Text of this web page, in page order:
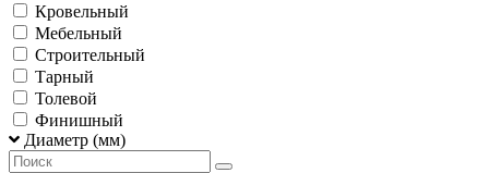
Кровельный
Мебельный
Строительный
Тарный
Толевой
Финишный
Диаметр (мм)